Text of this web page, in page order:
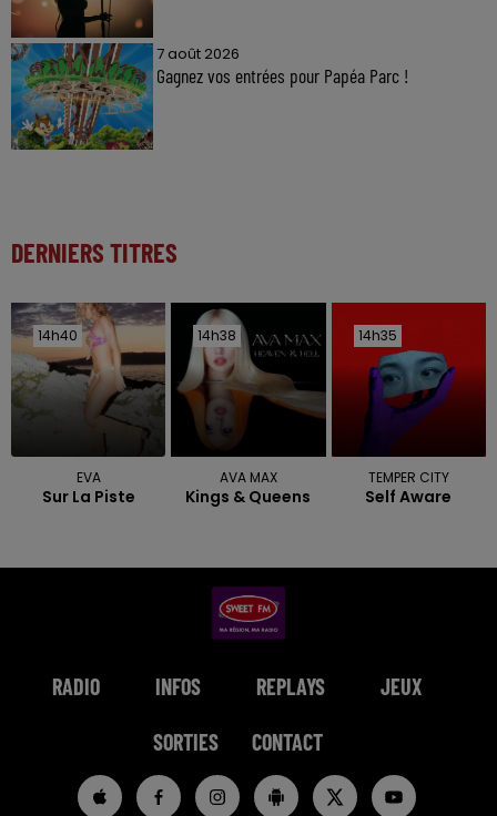
7 août 2026
Gagnez vos entrées pour Papéa Parc !
DERNIERS TITRES
14h40
14h40
EVA
Sur La Piste
14h38
14h38
AVA MAX
Kings & Queens
14h35
14h35
TEMPER CITY
Self Aware
RADIO INFOS REPLAYS JEUX
SORTIES CONTACT